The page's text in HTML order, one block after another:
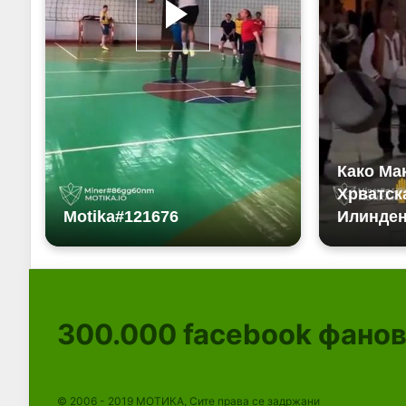
300.000 facebook
© 2006 - 2019 МОТИКА, Сите права се задржани